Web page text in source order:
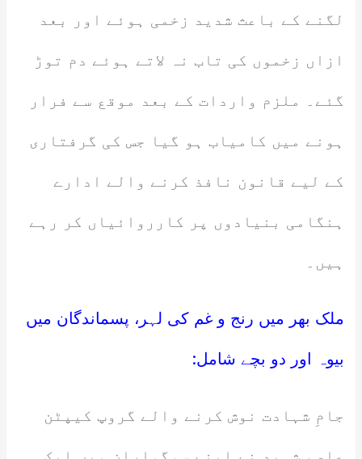
لگنے کے باعث شدید زخمی ہوئے اور بعد
ازاں زخموں کی تاب نہ لاتے ہوئے دم توڑ
گئے۔ ملزم واردات کے بعد موقع سے فرار
ہونے میں کامیاب ہو گیا جس کی گرفتاری
کے لیے قانون نافذ کرنے والے ادارے
ہنگامی بنیادوں پر کارروائیاں کر رہے
ہیں۔
ملک بھر میں رنج و غم کی لہر، پسماندگان میں
بیوہ اور دو بچے شامل:
جامِ شہادت نوش کرنے والے گروپ کیپٹن